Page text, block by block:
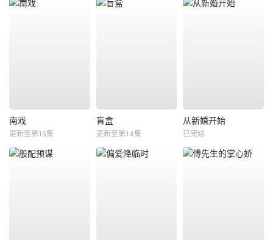
南戏
更新至第15集
盲盒
更新至第14集
从新婚开始
已完结